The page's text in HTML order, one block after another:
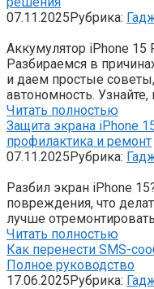
07.11.2025Рубрика:
Аккумулятор iPhone 15
Разбираемся в
и даем простые
автономность.
Читать полностью
Защита экрана iPhone
профилактика и ремонт
07.11.2025Рубрика:
Разбил экран iPhone
повреждения, что
лучше
Читать полностью
Как перенести SMS-
Полное руководство
17.06.2025Рубрика: